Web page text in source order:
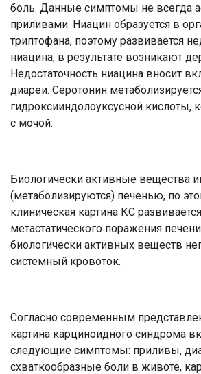
боль. Данные симптомы не всегда
приливами. Ниацин образуется в
триптофана, поэтому развивается
ниацина, в результате возникают
Недостаточность ниацина вносит
диареи. Серотонин
гидроксииндолоуксусной кислоты,
с мочой.
Биологически активные вещества
(метаболизируются) печенью, по
клиническая картина КС
метастатического поражения
биологически активных веществ
системный кровоток.
Согласно современным
картина карциноидного синдрома
следующие симптомы: приливы,
схваткообразные боли в животе,